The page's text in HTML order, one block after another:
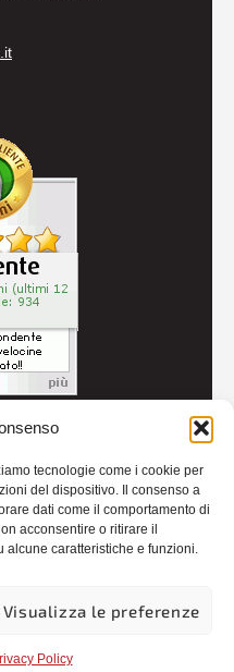
tecnologie come i cookie per
del dispositivo. Il consenso a
dati come il comportamento di
acconsentire o ritirare il
alcune caratteristiche e funzioni.
Visualizza le preferenze
Policy